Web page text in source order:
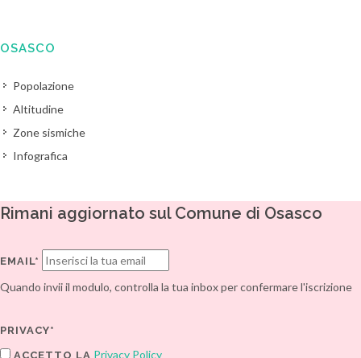
OSASCO
Popolazione
Altitudine
Zone sismiche
Infografica
Rimani aggiornato sul Comune di Osasco
EMAIL*
Quando invii il modulo, controlla la tua inbox per confermare l'iscrizione
PRIVACY*
ACCETTO LA Privacy Policy